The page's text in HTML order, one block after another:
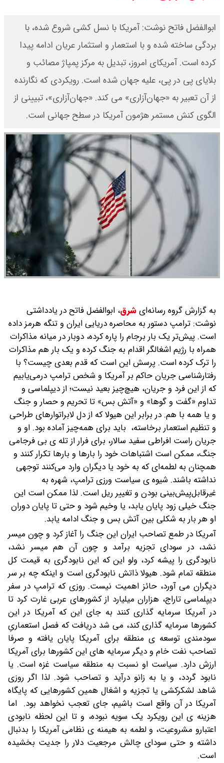
قیمت محصولات ایران خودرو امروز
شنبه ۱۷ مرداد ۱۴۰۵ / قیمت دنا چند ؟
+ جدول
ثبت نام سایپا از امروز ۱۷ مرداد ۱۴۰۵
آغاز شد / خرید کوییک با پیش
پرداخت ۵۰۰ میلیون تومان + لینک
شاخص بورس امروز شنبه ۱۷ مرداد
۱۴۰۵ / شاخص افزایشی شد + تحلیل
ابوالفضل فاتح نوشت: آمریکا با نسل کشی شروع شده، با
بردگی ساخته شده و با استعمار و استثمار عریان ادامه پیدا
کرده است. آمریکای امروز، تبدیل به مرکز پمپاژ مصائب و
بلایای پی در پی، علیه جهان شده است. رویکردی که نگارنده
از آن تعبیر به «جهان‌آزاری» می کند. «جهان‌آزاری»، تبیینی از
الگوی کنش مستمر هژمون آمریکا در سطح جهانی است.
به گزارش گروه رسانه‌ایشرق، ابوالفضل فاتح در یادداشتی
نوشت: ترامپ دستور به محاصره دریایی ایران و تنگه هرمز داده
است. پیش‌تر یک بار برجام را پاره کرده، دوبار در میانه مذاکرات
همراه با رژیم اشغالگر اقدام به جنگ کرده و یک بار هم مذاکرات
را ترک کرده است. پرسش این است که قدم بعدی چیست؟ با
رفتارشناسی جریان حاکم بر آمریکا و شخص ترامپ درمی‌یابیم
که از این فرد و جریان، هیچ‌چیز بعید نیست؛ از دیپلماسی و
تداوم «گفت و گوها» و «آتش بس» تا تحریم و حصار و جنگ
و یا همه با هم. در برابر این هیولا که از دل لابراتوارهای طراحی
و تنظیم استعمار برخاسته، باید برای همه‌چیز آماده بود. او و
جریان راست افراطی سفید سالار، برای فرار از تله ی بی فرجامی
جنگ، ممکن است اشتباهات خود را بارها و بارها تکرار کنند و
همچنان به لطمه‌ای که به خود یا دیگران وارد می‌کنند توجهی
نداشته باشند. شیوه ی سیاست ورزی ترامپ، شهره به
غیرقابل‌پیش‌بینی بودن و تغییر ریل است. لذا ممکن است این
جنگ خیلی زود پایان یابد، یا وخیم شود و حتی تا پایان دوران
او هر بار به شکلی بین آتش بس و جنگ ادامه یابد.
آمریکا در طمع تصاحب ایران این جنگ را آغاز کرد و چون میسر
نشد، در سودای تجزیه برآمد و چون آن هم میسر نشد،
نابودگری را پیشه کرد، ولو این که این نابودگری به قیمت کل
منطقه تمام شود. هیولا ذاتش نابودگری است و اینکه چه بر سر
دیگران می آورد، حائز اهمیت نیست. روزی که ترامپ در سفر
دیپلماسی تاراج، هزاران میلیارد از کشورهای عربی غارت کرد تا
در آمریکا سرمایه گذاری کنند به جای این که آمریکا در این
کشورها سرمایه گذاری کند، می شد دریافت که فصل استعماریِ
سودمندی توسعه ی منطقه برای آمریکا پایان یافته و صرفا
تصاحب نفت خام و دیگر سرمایه های این کشورها برای آمریکا
ارزش دارد. سیاست او نسبت به منطقه سیاست غزه است. یا
نابود گردد، و یا به زانو درآید و تصاحب شود. لذا اگر روزی
شاهد لشکرکشی یا تجزیه و اشغال همین کشورهایی که پایگاه
آمریکا در آن واقع است باشیم، جای تعجب نخواهد بود. اما
هزینه ی این رویکرد یک سویه نبوده، و تا این لحظه نابودی
اعتبارو مشروعیت، و لطمه به هیمنه ی نظامی آمریکا را بدنبال
داشته و حتی سودای چالش مرجعیت دلار را جدیت بخشیده
است.